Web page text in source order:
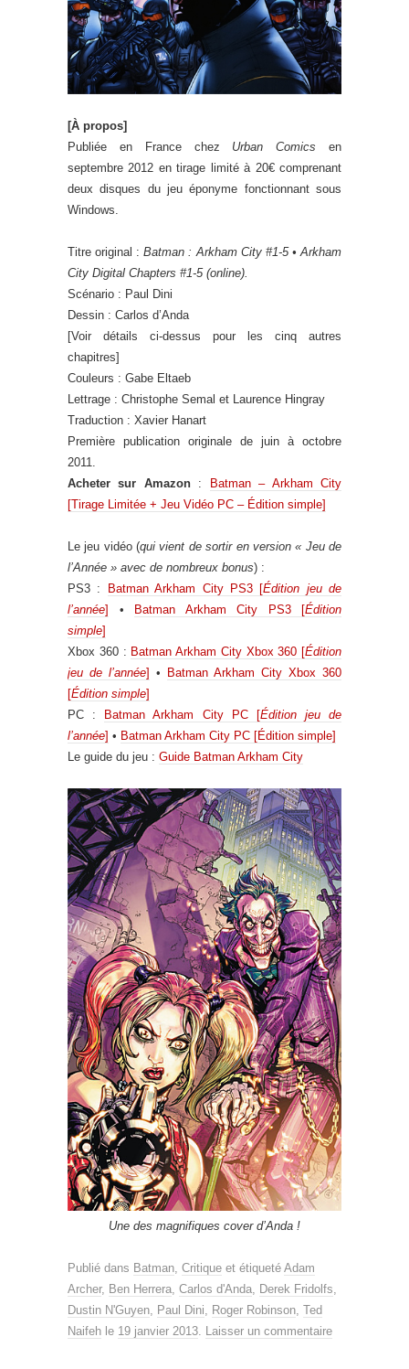
[À propos]
Publiée en France chez Urban Comics en
septembre 2012 en tirage limité à 20€ comprenant
deux disques du jeu éponyme fonctionnant sous
Windows.
Titre original :Batman : Arkham City #1-5 • Arkham
City Digital Chapters #1-5 (online).
Scénario : Paul Dini
Dessin : Carlos d’Anda
[Voir détails ci-dessus pour les cinq autres
chapitres]
Couleurs : Gabe Eltaeb
Lettrage : Christophe Semal et Laurence Hingray
Traduction : Xavier Hanart
Première publication originale de juin à octobre
2011.
Acheter sur Amazon: Batman – Arkham City
[Tirage Limitée + Jeu Vidéo PC – Édition simple]
Le jeu vidéo (qui vient de sortir en version « Jeu de
l’Année » avec de nombreux bonus) :
PS3 : Batman Arkham City PS3 [Édition jeu de
l’année] • Batman Arkham City PS3 [Édition
simple]
Xbox 360 : Batman Arkham City Xbox 360 [Édition
jeu de l’année] • Batman Arkham City Xbox 360
[Édition simple]
PC : Batman Arkham City PC [Édition jeu de
l’année] • Batman Arkham City PC [Édition simple]
Le guide du jeu : Guide Batman Arkham City
Une des magnifiques cover d’Anda !
Publié dans Batman Critique et étiqueté Adam
Archer, Ben Herrera Carlos d'Anda Derek Fridolfs
Dustin N'Guyen
Paul Dini Roger Robinson Ted
Naifeh le 19 janvier 2013 Laisser un commentaire